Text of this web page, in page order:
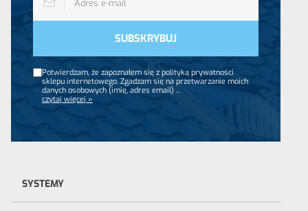
SYSTEMY
Potwierdzam, że zapoznałem się z polityką prywatności
sklepu internetowego. Zgadzam się na przetwarzanie moich
danych osobowych (imię, adres email) ...
czytaj więcej »